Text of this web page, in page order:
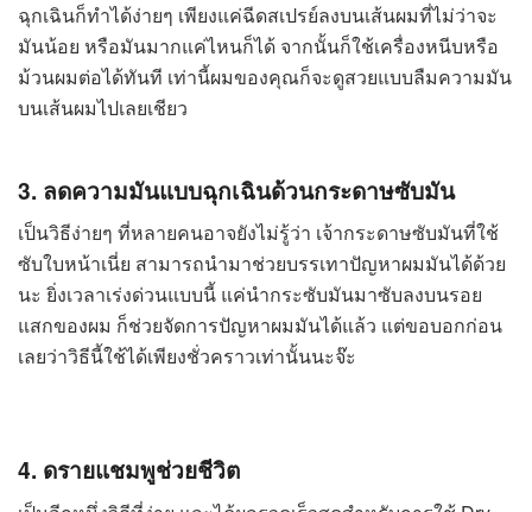
ฉุกเฉินก็ทำได้ง่ายๆ เพียงแค่ฉีดสเปรย์ลงบนเส้นผมที่ไม่ว่าจะ
มันน้อย หรือมันมากแค่ไหนก็ได้ จากนั้นก็ใช้เครื่องหนีบหรือ
ม้วนผมต่อได้ทันที เท่านี้ผมของคุณก็จะดูสวยแบบลืมความมัน
บนเส้นผมไปเลยเชียว
3. ลดความมันแบบฉุกเฉินด้วนกระดาษซับมัน
เป็นวิธีง่ายๆ ที่หลายคนอาจยังไม่รู้ว่า เจ้ากระดาษซับมันที่ใช้
ซับใบหน้าเนี่ย สามารถนำมาช่วยบรรเทาปัญหาผมมันได้ด้วย
นะ ยิ่งเวลาเร่งด่วนแบบนี้ แค่นำกระซับมันมาซับลงบนรอย
แสกของผม ก็ช่วยจัดการปัญหาผมมันได้แล้ว แต่ขอบอกก่อน
เลยว่าวิธีนี้ใช้ได้เพียงชั่วคราวเท่านั้นนะจ๊ะ
4. ดรายแชมพูช่วยชีวิต